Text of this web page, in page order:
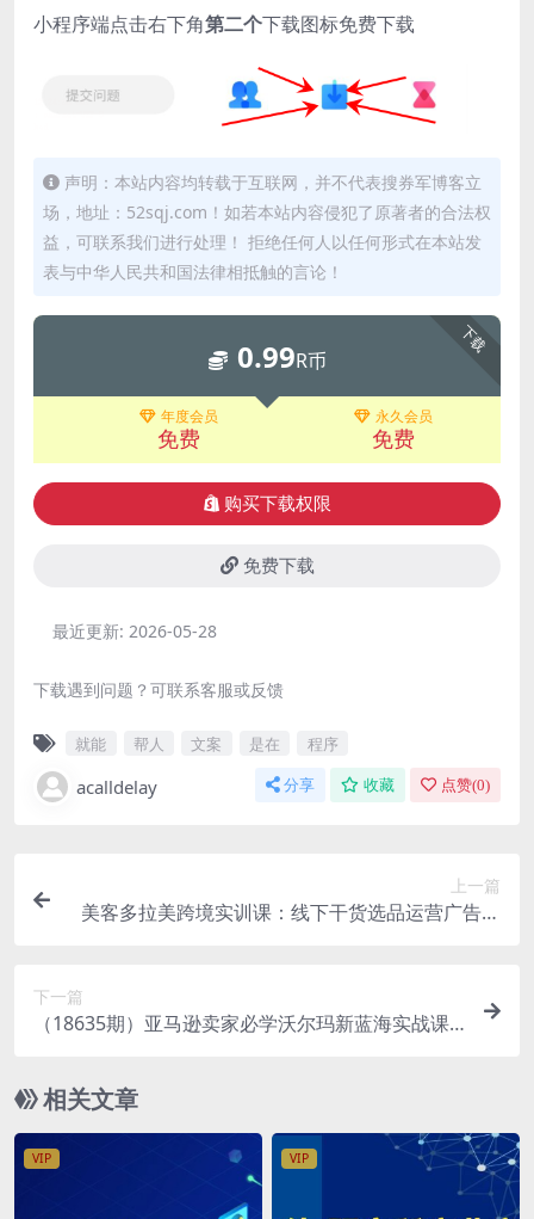
小程序端点击右下角第二个下载图标免费下载
声明：本站内容均转载于互联网，并不代表搜券军博客立
场，地址：52sqj.com！如若本站内容侵犯了原著者的合法权
益，可联系我们进行处理！ 拒绝任何人以任何形式在本站发
表与中华人民共和国法律相抵触的言论！
下载
0.99R币
年度会员
免费
永久会员
免费
购买下载权限
免费下载
最近更新: 2026-05-28
下载遇到问题？可联系客服或反馈
就能 帮人 文案 是在 程序
acalldelay 分享 收藏 点赞(0)
上一篇
美客多拉美跨境实训课：线下干货选品运营广告收
下一篇
（18635期）亚马逊卖家必学沃尔玛新蓝海实战课
新渠道
相关文章
VIP VIP